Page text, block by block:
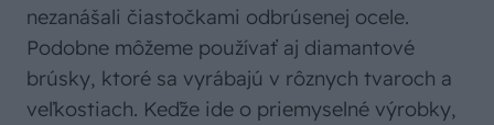
nezanášali čiastočkami odbrúsenej ocele.
Podobne môžeme používať aj diamantové
brúsky, ktoré sa vyrábajú v rôznych tvaroch a
veľkostiach. Keďže ide o priemyselné výrobky,